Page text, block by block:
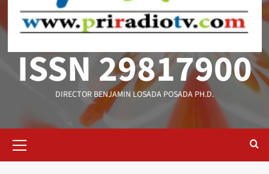
ISSN 29817900
DIRECTOR BENJAMIN LOSADA POSADA PH.D.
primario